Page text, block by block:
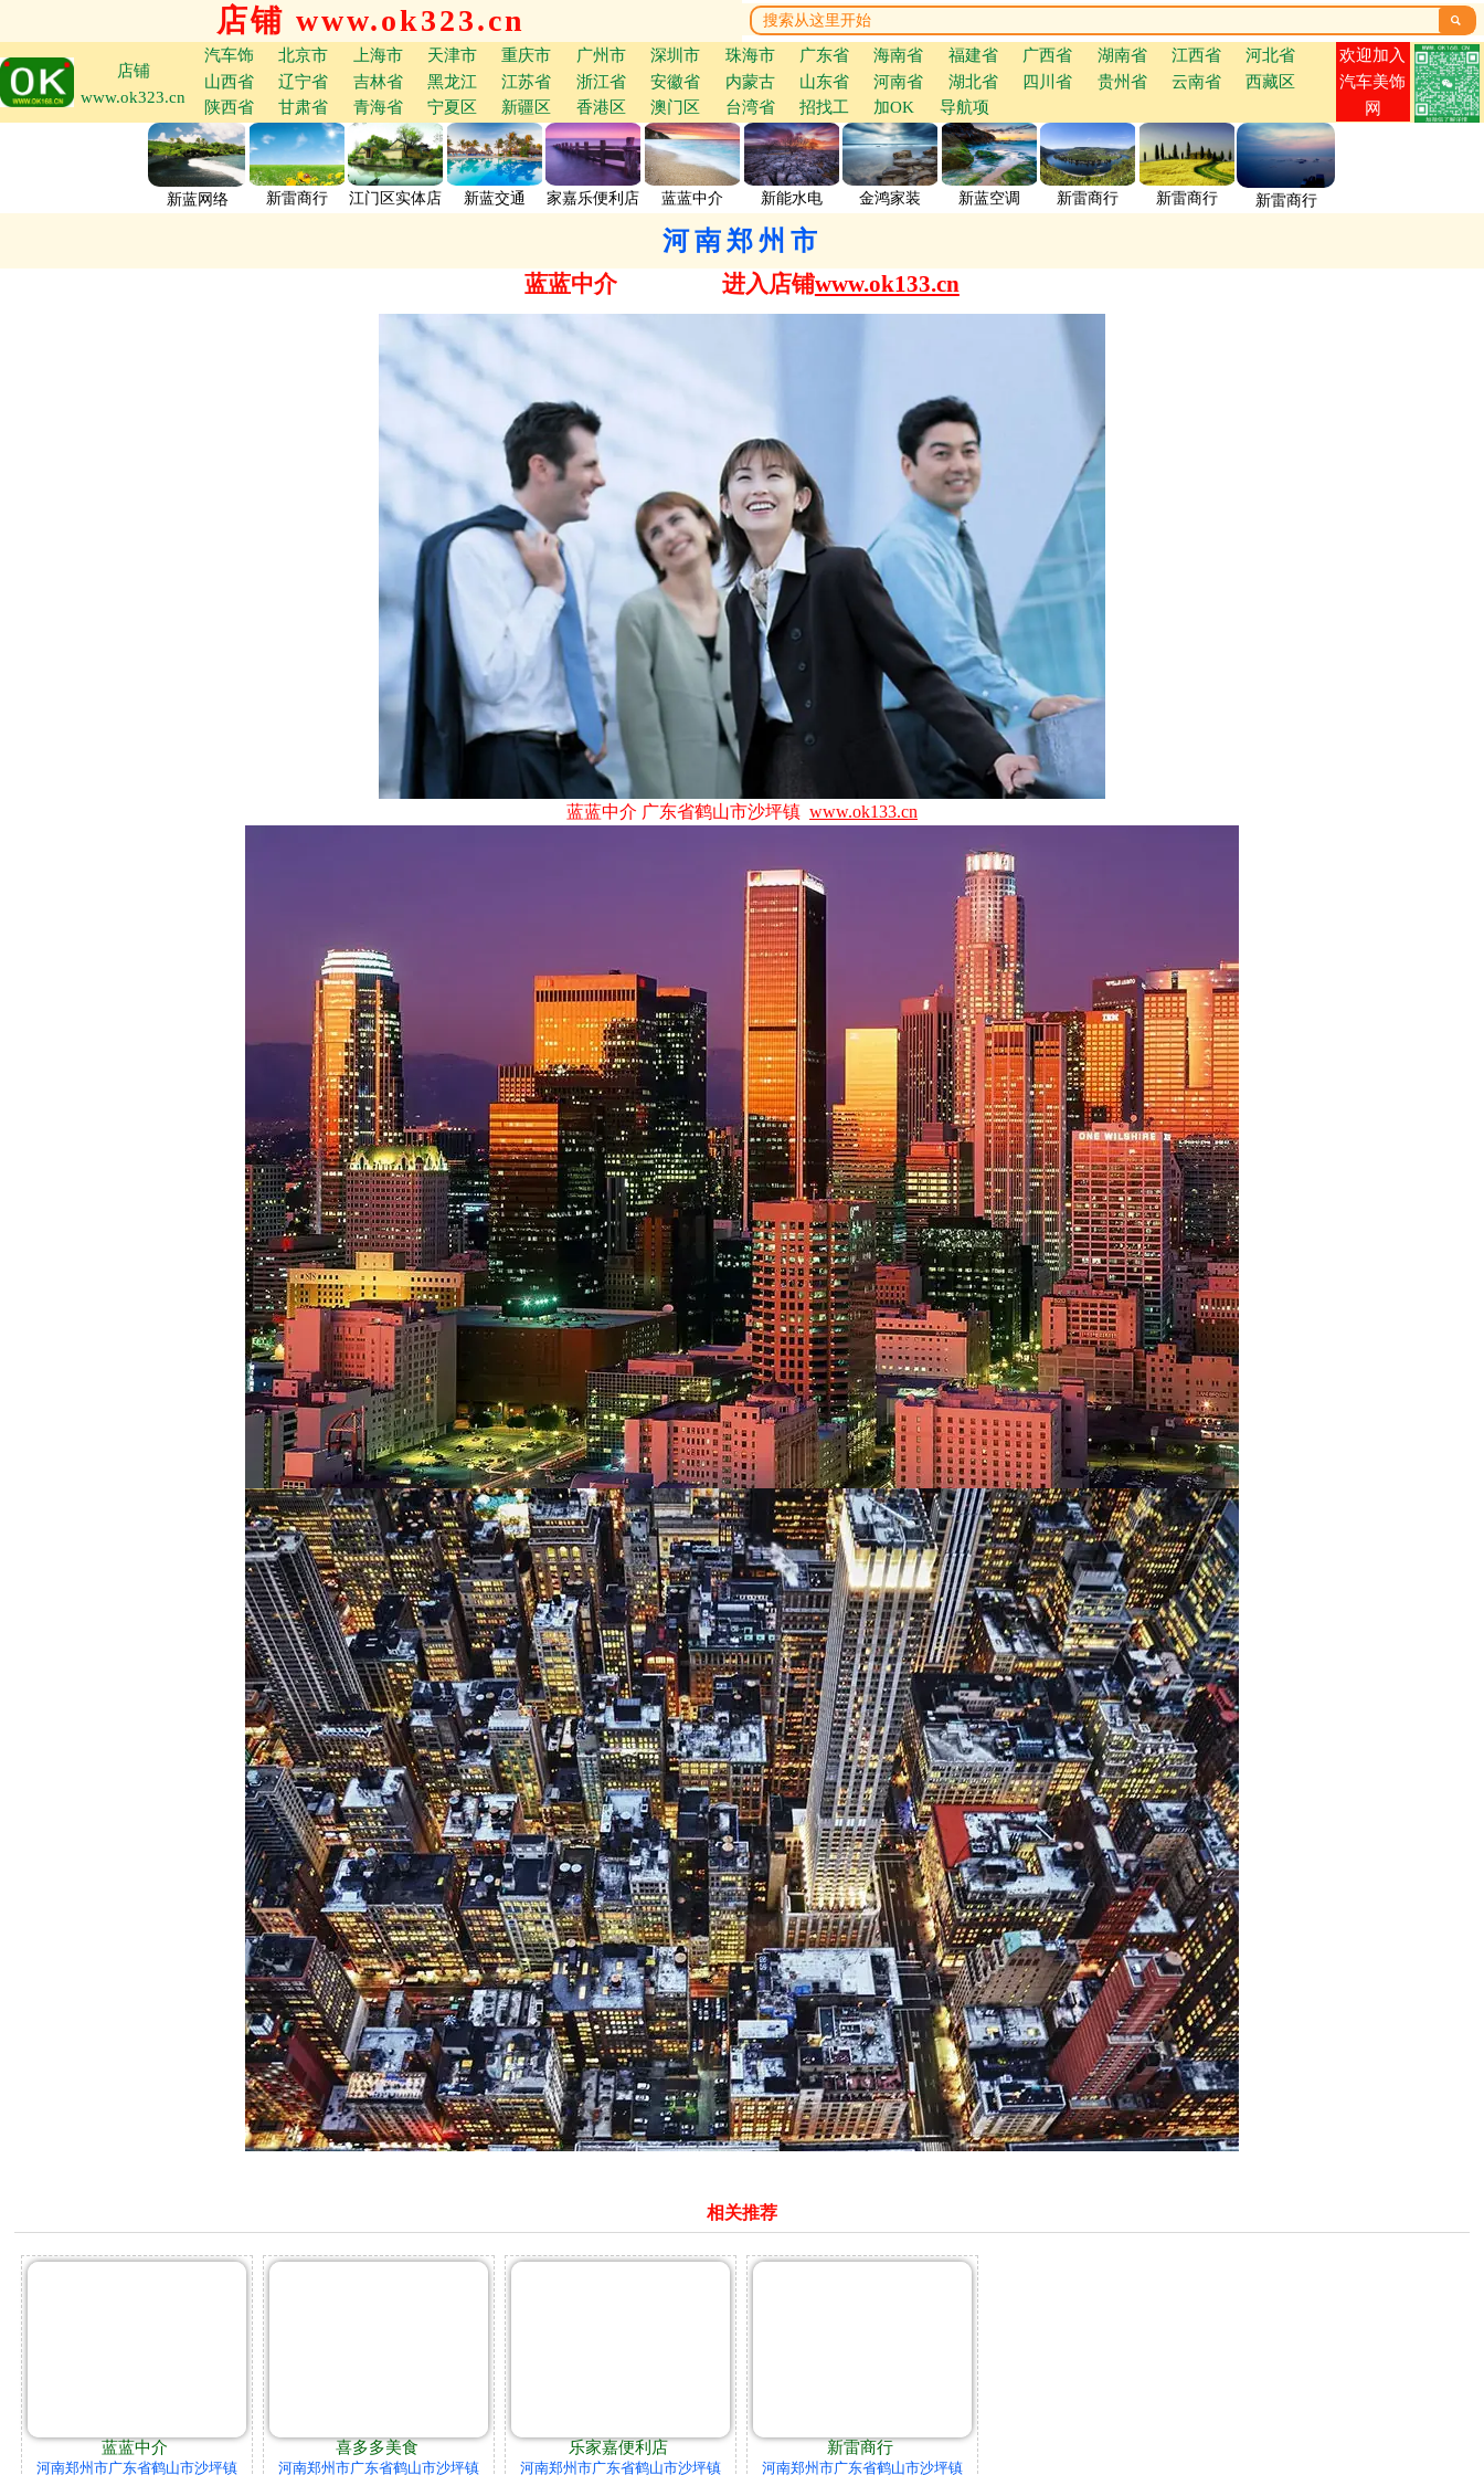
店铺 www.ok323.cn 
店铺
www.ok323.cn
汽车饰 北京市 上海市 天津市 重庆市 广州市 深圳市 珠海市 广东省 海南省 福建省 广西省 湖南省 江西省
河北省
山西省
辽宁省 吉林省 黑龙江 江苏省 浙江省 安徽省 内蒙古 山东省 河南省 湖北省 四川省 贵州省 云南省
西藏区
陕西省
甘肃省 青海省 宁夏区 新疆区 香港区 澳门区 台湾省 招找工 加OK 导航项
欢迎加入
汽车美饰
网
新蓝网络 新雷商行 江门区实体店 新蓝交通 家嘉乐便利店 蓝蓝中介 新能水电 金鸿家装 新蓝空调 新雷商行 新雷商行 新雷商行
河南郑州市
蓝蓝中介 进入店铺www.ok133.cn
蓝蓝中介 广东省鹤山市沙坪镇 www.ok133.cn
相关推荐
蓝蓝中介
河南郑州市广东省鹤山市沙坪镇
喜多多美食
河南郑州市广东省鹤山市沙坪镇
乐家嘉便利店
河南郑州市广东省鹤山市沙坪镇
新雷商行
河南郑州市广东省鹤山市沙坪镇